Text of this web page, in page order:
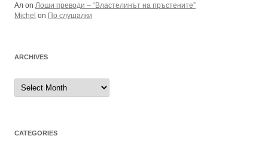
Ал on Лоши преводи – “Властелинът на пръстените”
Michel on По слушалки
ARCHIVES
Archives
CATEGORIES